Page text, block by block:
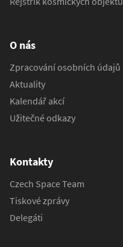
O nás
Zpracování osobních údajů
Aktuality
Kalendář akcí
Užitečné odkazy
Kontakty
Czech Space Team
Tiskové zprávy
Delegáti